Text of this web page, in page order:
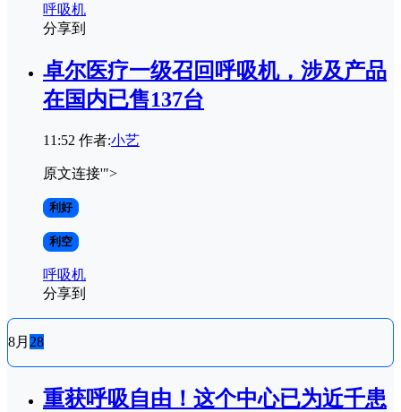
呼吸机
分享到
卓尔医疗一级召回呼吸机，涉及产品
在国内已售137台
11:52 作者:小艺
原文连接'">
利好
利空
呼吸机
分享到
8月 28
重获呼吸自由！这个中心已为近千患